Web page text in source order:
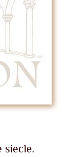
siecle.